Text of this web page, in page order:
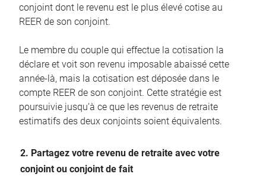
conjoint dont le revenu est le plus élevé cotise au
REER de son conjoint.
Le membre du couple qui effectue la cotisation la
déclare et voit son revenu imposable abaissé cette
année-là, mais la cotisation est déposée dans le
compte REER de son conjoint. Cette stratégie est
poursuivie jusqu’à ce que les revenus de retraite
estimatifs des deux conjoints soient équivalents.
2. Partagez votre revenu de retraite avec votre
conjoint ou conjoint de fait